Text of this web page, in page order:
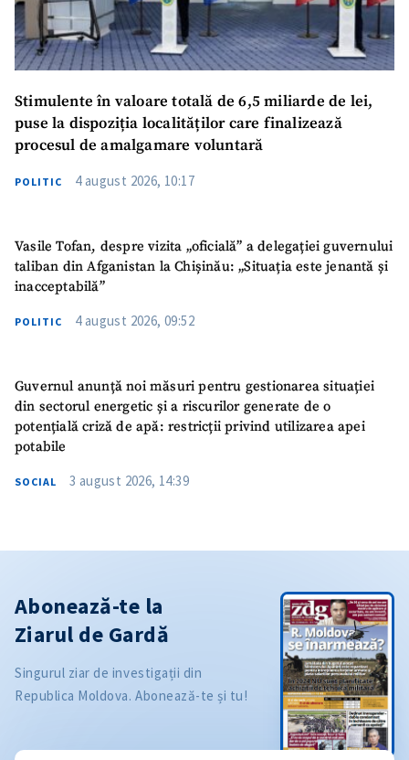
Stimulente în valoare totală de 6,5 miliarde de lei,
puse la dispoziția localităților care finalizează
procesul de amalgamare voluntară
POLITIC 4 august 2026, 10:17
Vasile Tofan, despre vizita „oficială” a delegației guvernului
taliban din Afganistan la Chișinău: „Situația este jenantă și
inacceptabilă”
POLITIC 4 august 2026, 09:52
Guvernul anunță noi măsuri pentru gestionarea situației
din sectorul energetic și a riscurilor generate de o
potențială criză de apă: restricții privind utilizarea apei
potabile
SOCIAL 3 august 2026, 14:39
Abonează-te la
Ziarul de Gardă
Singurul ziar de investigații din
Republica Moldova. Abonează-te și tu!